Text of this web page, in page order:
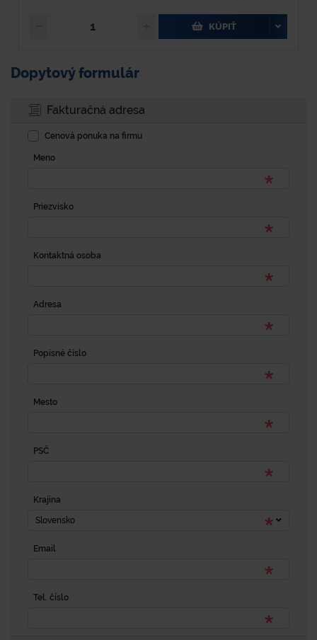
KÚPIŤ
Dopytový formulár
Fakturačná adresa
Cenová ponuka na firmu
Meno
Priezvisko
Kontaktná osoba
Adresa
Popisné číslo
Mesto
PSČ
Krajina
Slovensko
Email
Tel. číslo